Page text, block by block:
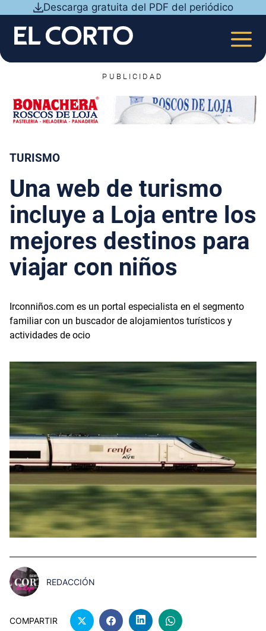
contenido
Descarga gratuita del PDF del periódico
PUBLICIDAD
TURISMO
Una web de turismo
incluye a Loja entre los
mejores destinos para
viajar con niños
Irconniños.com es un portal especialista en el segmento
familiar con un buscador de alojamientos turísticos y
actividades de ocio
REDACCIÓN
COMPARTIR